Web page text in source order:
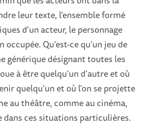
leur texte, l’ensemble formé
d'un acteur, le personnage
Qu’est-ce qu’un jeu de
générique désignant toutes les
à être quelqu’un d’autre et où
quelqu'un et où l'on se projette
au théâtre, comme au cinéma,
ces situations particulières.